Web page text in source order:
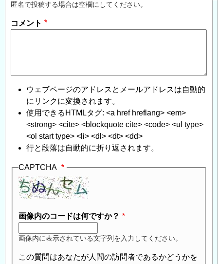
匿名で投稿する場合は空欄にしてください。
コメント
ウェブページのアドレスとメールアドレスは自動的
にリンクに変換されます。
使用できるHTMLタグ: <a href hreflang> <em>
<strong> <cite> <blockquote cite> <code> <ul type>
<ol start type> <li> <dl> <dt> <dd>
行と段落は自動的に折り返されます。
CAPTCHA
画像内のコードは何ですか？
画像内に表示されている文字列を入力してください。
この質問はあなたが人間の訪問者であるかどうかを